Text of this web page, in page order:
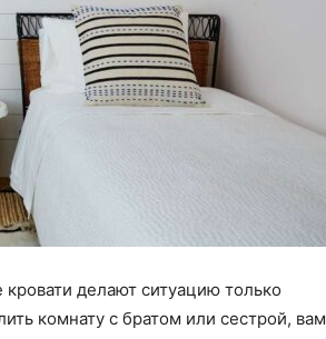
делают ситуацию только
комнату с братом или сестрой, вам